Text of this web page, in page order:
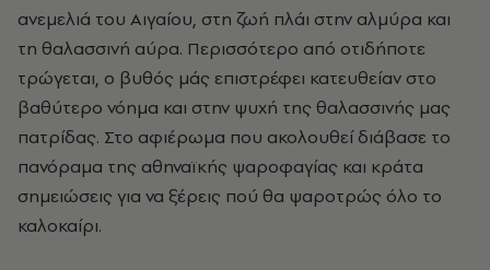
ανεμελιά του Αιγαίου, στη ζωή πλάι στην αλμύρα και
τη θαλασσινή αύρα. Περισσότερο από οτιδήποτε
τρώγεται, ο βυθός μάς επιστρέφει κατευθείαν στο
βαθύτερο νόημα και στην ψυχή της θαλασσινής μας
πατρίδας. Στο αφιέρωμα που ακολουθεί διάβασε το
πανόραμα της αθηναϊκής ψαροφαγίας και κράτα
σημειώσεις για να ξέρεις πού θα ψαροτρώς όλο το
καλοκαίρι.